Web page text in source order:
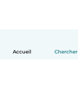
Accueil Chercher